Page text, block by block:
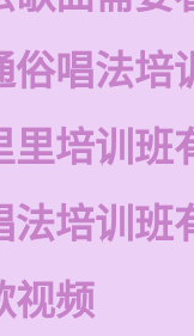
俗唱法培
里培训班
法培训班
视频